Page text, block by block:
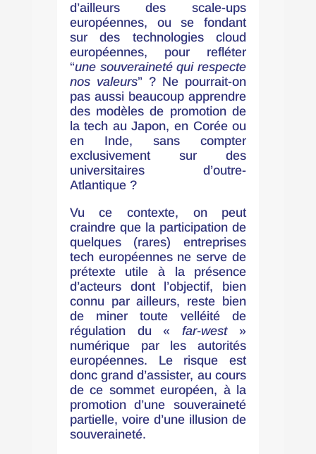
d’ailleurs des scale-ups
européennes, ou se fondant
sur des technologies cloud
européennes, pour refléter
“une souveraineté qui respecte
nos valeurs” ? Ne pourrait-on
pas aussi beaucoup apprendre
des modèles de promotion de
la tech au Japon, en Corée ou
en Inde, sans compter
exclusivement sur des
universitaires d’outre-
Atlantique ?
Vu ce contexte, on peut
craindre que la participation de
quelques (rares) entreprises
tech européennes ne serve de
prétexte utile à la présence
d’acteurs dont l’objectif, bien
connu par ailleurs, reste bien
de miner toute velléité de
régulation du «far-west»
numérique par les autorités
européennes. Le risque est
donc grand d’assister, au cours
de ce sommet européen, à la
promotion d’une souveraineté
partielle, voire d’une illusion de
souveraineté.